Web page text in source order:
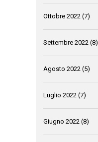
Ottobre 2022 (7)
Settembre 2022 (8)
Agosto 2022 (5)
Luglio 2022 (7)
Giugno 2022 (8)